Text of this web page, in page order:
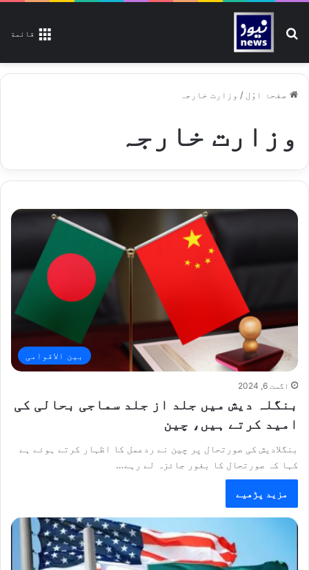
قائمة تلاش کیجیے
صفحۂ اوّل / وزارت خارجہ
وزارت خارجہ
بین الاقوامی
اگست 6, 2024
بنگلہ دیش میں جلد از جلد سماجی بحالی کی
امید کرتے ہیں، چین
بنگلادیش کی صورتحال پر چین نے ردعمل کا اظہار کرتے ہوئے ہے
کہا کہ صورتحال کا بغور جائزہ لے رہے…
مزید پڑھیے